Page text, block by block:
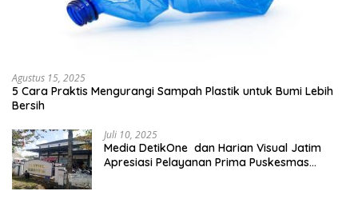
Agustus 15, 2025
5 Cara Praktis Mengurangi Sampah Plastik untuk Bumi Lebih
Bersih
Juli 10, 2025
Media DetikOne dan Harian Visual Jatim
Apresiasi Pelayanan Prima Puskesmas